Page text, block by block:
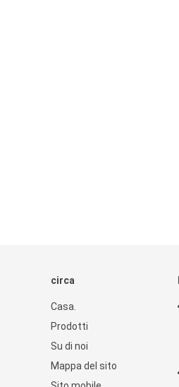
circa
Casa.
Prodotti
Su di noi
Mappa del sito